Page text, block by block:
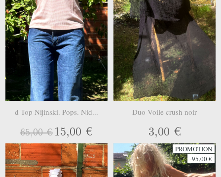
d Top Nijinski. Pops. Nid...
65,00 € 15,00 €
Duo Voile crush noir
3,00 €
PROMOTION
-95,00 €